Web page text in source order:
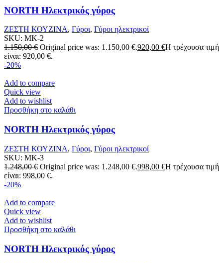
NORTH Ηλεκτρικός γύρος
ΖΕΣΤΗ ΚΟΥΖΙΝΑ, Γύροι, Γύροι ηλεκτρικοί
SKU: MK-2
1.150,00€ Original price was: 1.150,00 €.920,00 €Η τρέχουσα τιμή
είναι: 920,00 €.
-20%
Add to compare
Quick view
Add to wishlist
Προσθήκη στο καλάθι
NORTH Ηλεκτρικός γύρος
ΖΕΣΤΗ ΚΟΥΖΙΝΑ, Γύροι, Γύροι ηλεκτρικοί
SKU: MK-3
1.248,00€ Original price was: 1.248,00 €.998,00 €Η τρέχουσα τιμή
είναι: 998,00 €.
-20%
Add to compare
Quick view
Add to wishlist
Προσθήκη στο καλάθι
NORTH Ηλεκτρικός γύρος